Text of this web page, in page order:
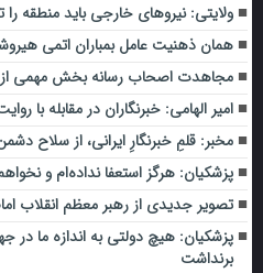
ولایتی: نیروهای خارجی باید منطقه را
همان ذهنیت عامل بمباران اتمی
مجاهدت اصحاب رسانه بخش مهمی از
امیر الهامی: خبرنگاران در مقابله با
مخبر: قلمِ خبرنگارِ ایرانی، از سلاح
پزشکیان: هرگز استعفا نداده‌ام و نخواهم
تصویر جدیدی از رهبر معظم انقلاب
پزشکیان: هیچ دولتی به اندازه ما
برنداشت